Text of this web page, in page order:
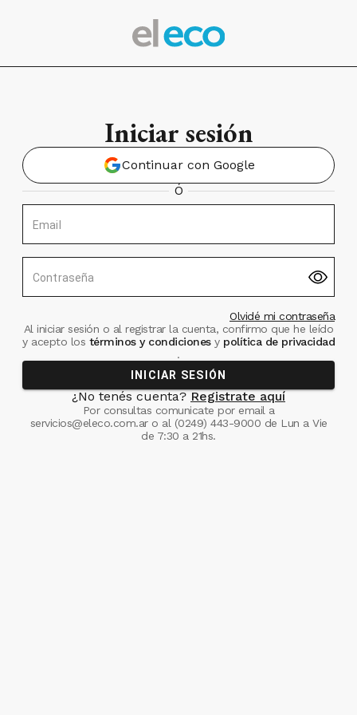
Iniciar sesión
Continuar con Google
Ó
Email
Contraseña
Olvidé mi contraseña
Al iniciar sesión o al registrar la cuenta, confirmo que he leído
y acepto los términos y condiciones ypolítica de privacidad
.
INICIAR SESIÓN
¿No tenés cuenta? Registrate aquí
Por consultas comunicate por email a
servicios@eleco.com.aro al (0249) 443-9000 de Lun a Vie
de 7:30 a 21hs.